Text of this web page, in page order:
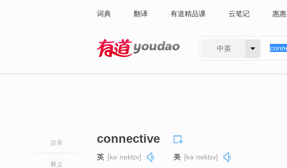
词典 翻译 有道精品课 云笔记 惠惠
中英
目录
释义
connective
英 [kəˈnektɪv] 美 [kəˈnektɪv]